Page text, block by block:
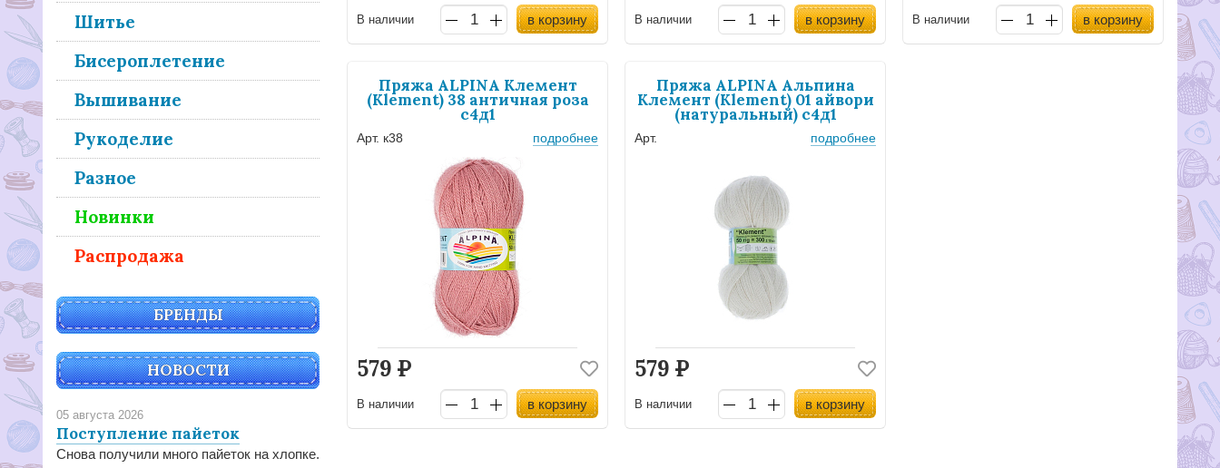
Шитье
Бисероплетение
Вышивание
Рукоделие
Разное
Новинки
Распродажа
БРЕНДЫ
НОВОСТИ
05 августа 2026
Поступление пайеток
Снова получили много пайеток на хлопке.
В наличии в корзину В наличии в корзину В наличии в корзину
Пряжа ALPINA Клемент
(Klement) 38 античная роза
с4д1
Арт. к38 подробнее
579 Р
В наличии в корзину
Пряжа ALPINA Альпина
Клемент (Klement) 01 айвори
(натуральный) с4д1
Арт. подробнее
579 Р
В наличии в корзину